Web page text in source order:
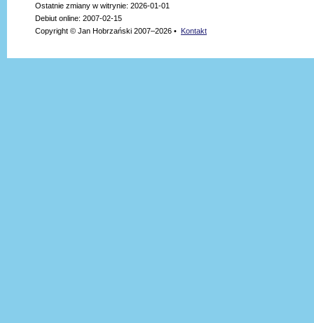
Ostatnie zmiany w witrynie: 2026-01-01
Debiut online: 2007-02-15
Copyright © Jan Hobrzański 2007–2026 • Kontakt